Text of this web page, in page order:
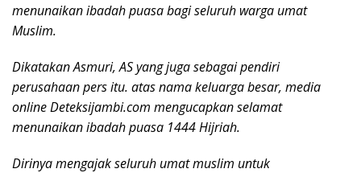
menunaikan ibadah puasa bagi seluruh warga umat
Muslim.
Dikatakan Asmuri, AS yang juga sebagai pendiri
perusahaan pers itu. atas nama keluarga besar, media
online Deteksijambi.com mengucapkan selamat
menunaikan ibadah puasa 1444 Hijriah.
Dirinya mengajak seluruh umat muslim untuk